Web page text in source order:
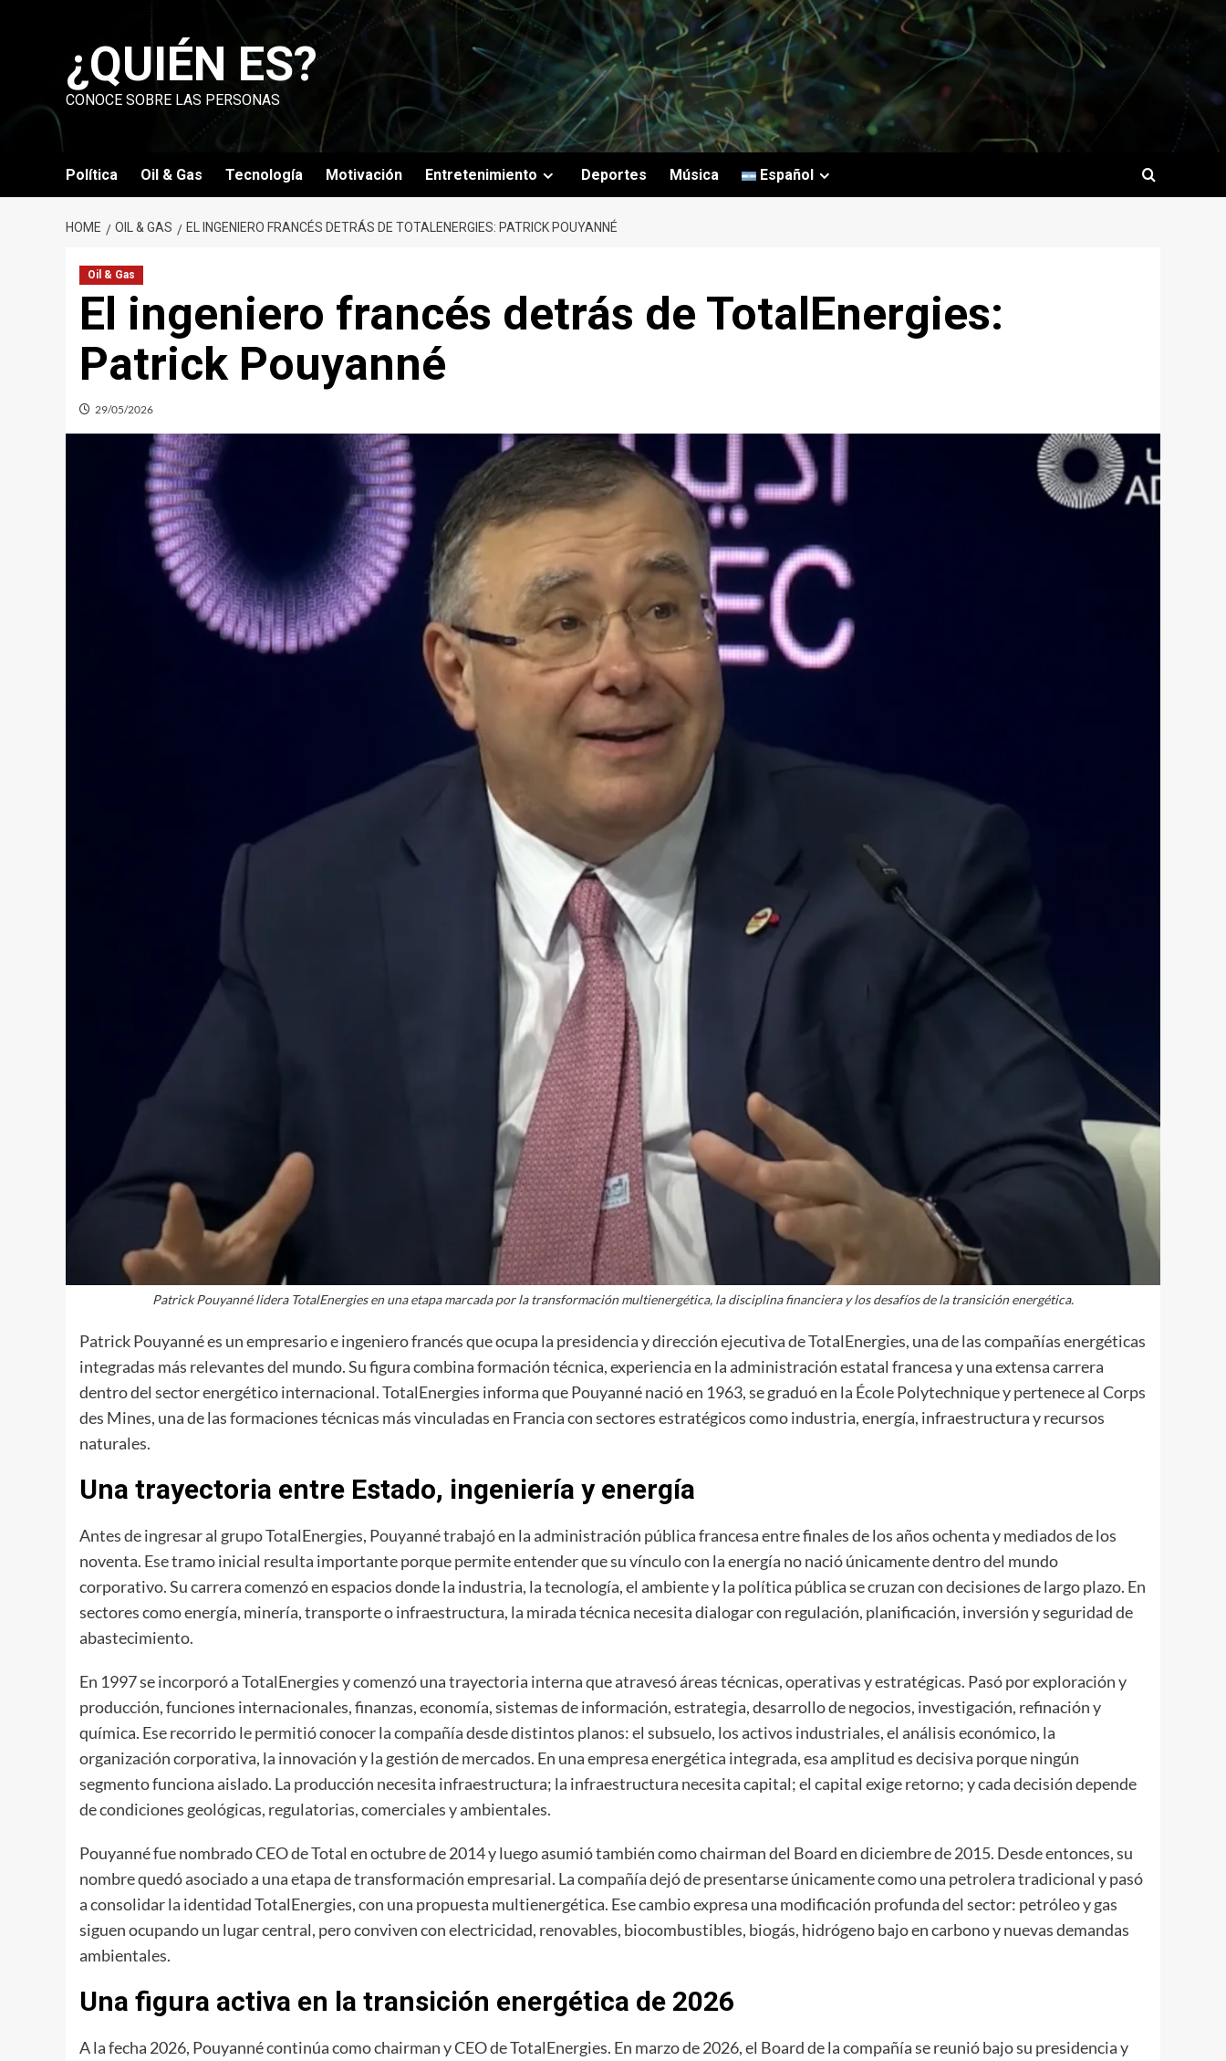
¿QUIÉN ES?
CONOCE SOBRE LAS PERSONAS
Política Oil & Gas Tecnología Motivación Entretenimiento Deportes Música Español
HOME OIL & GAS EL INGENIERO FRANCÉS DETRÁS DE TOTALENERGIES: PATRICK POUYANNÉ
Oil & Gas
El ingeniero francés detrás de TotalEnergies:
Patrick Pouyanné
29/05/2026
Patrick Pouyanné lidera TotalEnergies en una etapa marcada por la transformación multienergética, la disciplina financiera y los desafíos de la transición energética.
Patrick Pouyanné es un empresario e ingeniero francés que ocupa la presidencia y dirección ejecutiva de TotalEnergies, una de las compañías energéticas
integradas más relevantes del mundo. Su figura combina formación técnica, experiencia en la administración estatal francesa y una extensa carrera
dentro del sector energético internacional. TotalEnergies informa que Pouyanné nació en 1963, se graduó en la École Polytechnique y pertenece al Corps
des Mines, una de las formaciones técnicas más vinculadas en Francia con sectores estratégicos como industria, energía, infraestructura y recursos
naturales.
Una trayectoria entre Estado, ingeniería y energía
Antes de ingresar al grupo TotalEnergies, Pouyanné trabajó en la administración pública francesa entre finales de los años ochenta y mediados de los
noventa. Ese tramo inicial resulta importante porque permite entender que su vínculo con la energía no nació únicamente dentro del mundo
corporativo. Su carrera comenzó en espacios donde la industria, la tecnología, el ambiente y la política pública se cruzan con decisiones de largo plazo. En
sectores como energía, minería, transporte o infraestructura, la mirada técnica necesita dialogar con regulación, planificación, inversión y seguridad de
abastecimiento.
En 1997 se incorporó a TotalEnergies y comenzó una trayectoria interna que atravesó áreas técnicas, operativas y estratégicas. Pasó por exploración y
producción, funciones internacionales, finanzas, economía, sistemas de información, estrategia, desarrollo de negocios, investigación, refinación y
química. Ese recorrido le permitió conocer la compañía desde distintos planos: el subsuelo, los activos industriales, el análisis económico, la
organización corporativa, la innovación y la gestión de mercados. En una empresa energética integrada, esa amplitud es decisiva porque ningún
segmento funciona aislado. La producción necesita infraestructura; la infraestructura necesita capital; el capital exige retorno; y cada decisión depende
de condiciones geológicas, regulatorias, comerciales y ambientales.
Pouyanné fue nombrado CEO de Total en octubre de 2014 y luego asumió también como chairman del Board en diciembre de 2015. Desde entonces, su
nombre quedó asociado a una etapa de transformación empresarial. La compañía dejó de presentarse únicamente como una petrolera tradicional y pasó
a consolidar la identidad TotalEnergies, con una propuesta multienergética. Ese cambio expresa una modificación profunda del sector: petróleo y gas
siguen ocupando un lugar central, pero conviven con electricidad, renovables, biocombustibles, biogás, hidrógeno bajo en carbono y nuevas demandas
ambientales.
Una figura activa en la transición energética de 2026
A la fecha 2026, Pouyanné continúa como chairman y CEO de TotalEnergies. En marzo de 2026, el Board de la compañía se reunió bajo su presidencia y